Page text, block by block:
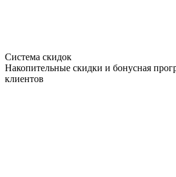
Система скидок
Накопительные скидки и бонусная
клиентов